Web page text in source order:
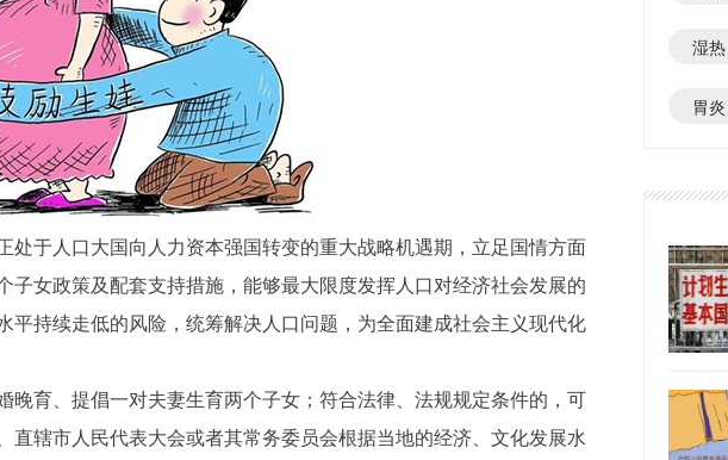
处于人口大国向人力资本强国转变的重大战略机遇期，立足国情方面
子女政策及配套支持措施，能够最大限度发挥人口对经济社会发展的
平持续走低的风险，统筹解决人口问题，为全面建成社会主义现代化
晚育、提倡一对夫妻生育两个子女；符合法律、法规规定条件的，可
直辖市人民代表大会或者其常务委员会根据当地的经济、文化发展水
湿热
胃炎